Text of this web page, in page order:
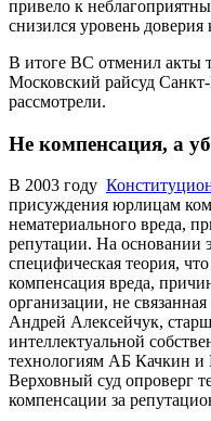
привело к
снизился уровень
В итоге ВС отменил акты
Московский райсуд
рассмотрели.
Не компенсация, а
В 2003 году
присуждения юрлицам
нематериального вреда,
репутации. На основании
специфическая теория,
компенсация вреда,
организации, не
Андрей Алексейчук,
интеллектуальной
технологиям АБ Качкин и
Верховный суд опроверг
компенсации за